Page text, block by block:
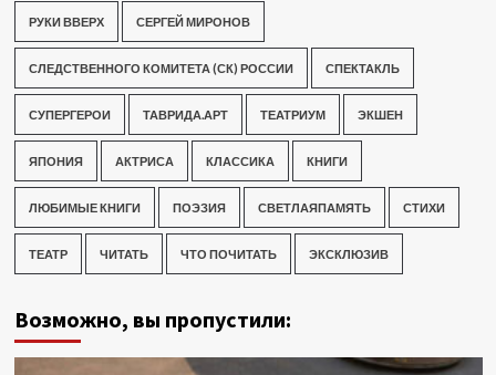
РУКИ ВВЕРХ СЕРГЕЙ МИРОНОВ
СЛЕДСТВЕННОГО КОМИТЕТА (СК) РОССИИ СПЕКТАКЛЬ
СУПЕРГЕРОИ ТАВРИДА.АРТ ТЕАТРИУМ ЭКШЕН
ЯПОНИЯ АКТРИСА КЛАССИКА КНИГИ
ЛЮБИМЫЕ КНИГИ ПОЭЗИЯ СВЕТЛАЯПАМЯТЬ СТИХИ
ТЕАТР ЧИТАТЬ ЧТО ПОЧИТАТЬ ЭКСКЛЮЗИВ
Возможно, вы пропустили: